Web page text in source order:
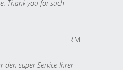
Thank you for such
R.M.
den super Service Ihrer